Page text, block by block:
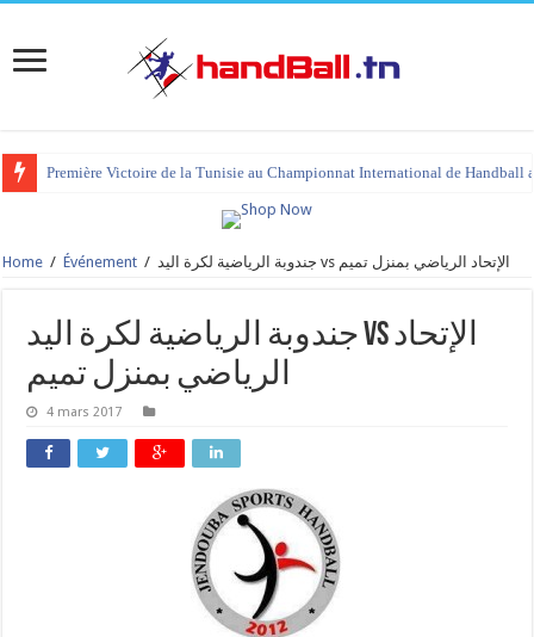
Première Victoire de la Tunisie au Championnat International de Handball
Home / Événement / جندوبة الرياضية لكرة اليد vs الإتحاد الرياضي بمنزل تميم
جندوبة الرياضية لكرة اليد vs الإتحاد
الرياضي بمنزل تميم
4 mars 2017